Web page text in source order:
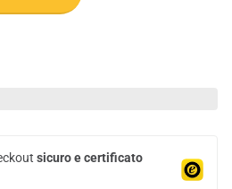
sicuro e certificato